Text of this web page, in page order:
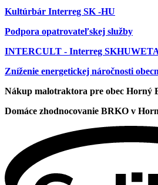
Kultúrbár Interreg SK -HU
Podpora opatrovateľskej služby
INTERCULT - Interreg
Zníženie energetickej náročnosti
Nákup malotraktora pre obec Horný
Domáce zhodnocovanie BRKO v